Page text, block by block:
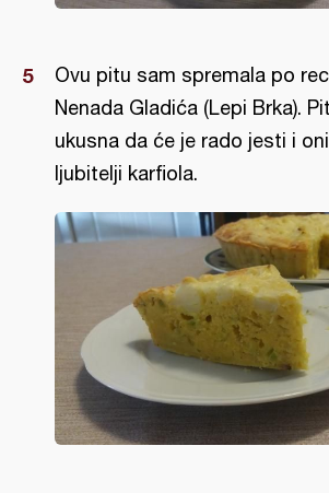
Ovu pitu sam spremala po
Nenada Gladića (Lepi Brka).
ukusna da će je rado jesti i
ljubitelji karfiola.